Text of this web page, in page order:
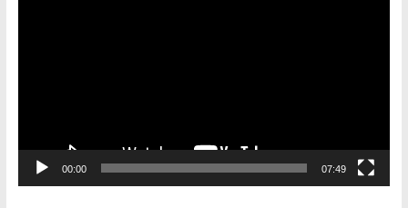
00:00 07:49